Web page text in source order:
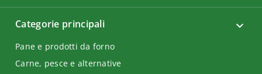
Categorie principali
Pane e prodotti da forno
Carne, pesce e alternative